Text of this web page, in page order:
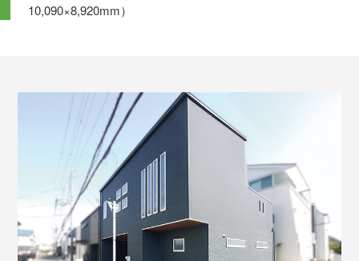
10,090×8,920mm）